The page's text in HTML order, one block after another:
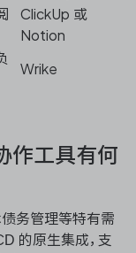
ClickUp 或
Notion
Wrike
作工具有何
债务管理等特有需
的原生集成，支